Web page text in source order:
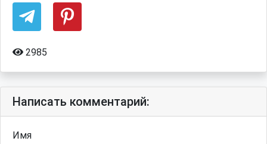
2985
Написать комментарий:
Имя